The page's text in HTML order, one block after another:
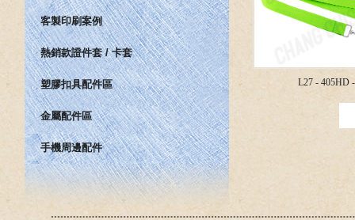
客製印刷案例
熱銷款證件套 / 卡套
塑膠扣具配件區
金屬配件區
手機周邊配件
L27 - 405HD